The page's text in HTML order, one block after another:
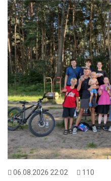
06.08.2026 22:02 110